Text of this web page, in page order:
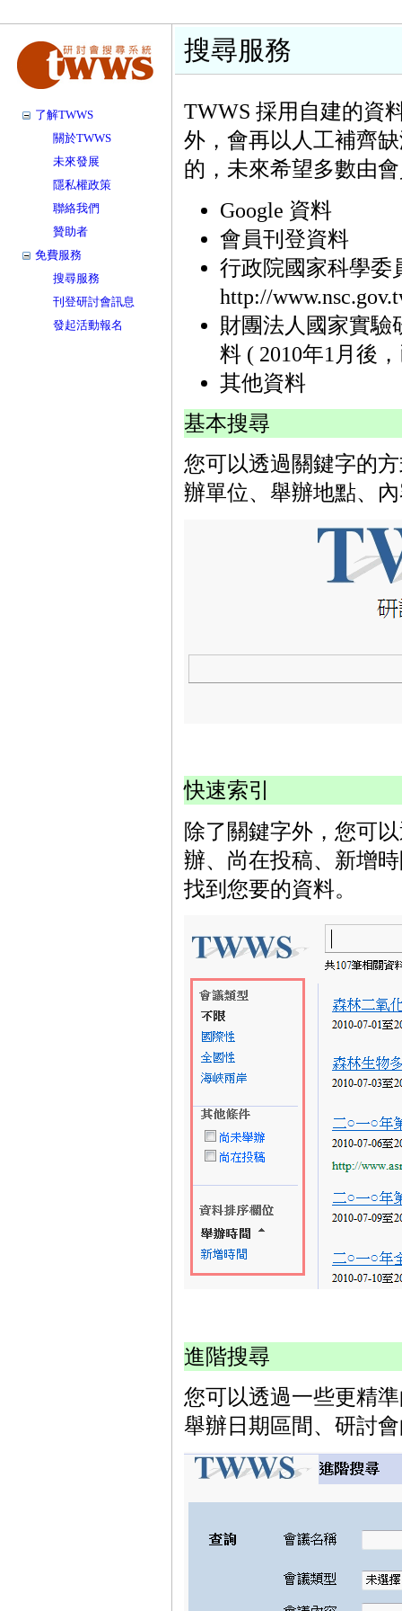
了解TWWS
關於TWWS
未來發展
隱私權政策
聯絡我們
贊助者
免費服務
搜尋服務
刊登研討會訊息
發起活動報名
搜尋服務
TWWS 採用自建的資
外，會再以人工補齊
的，未來希望多數由
Google 資料
會員刊登資料
行政院國家科學委
http://
財團法人國家實驗
料 ( 2010年1月後
其他資料
基本搜尋
您可以透過關鍵字的
辦單位、舉辦地點、
快速索引
除了關鍵字外，您可
辦、尚在投稿、新增
找到您要的資料。
進階搜尋
您可以透過一些更精
舉辦日期區間、研討